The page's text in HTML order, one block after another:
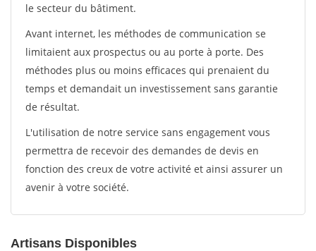
le secteur du bâtiment.
Avant internet, les méthodes de communication se
limitaient aux prospectus ou au porte à porte. Des
méthodes plus ou moins efficaces qui prenaient du
temps et demandait un investissement sans garantie
de résultat.
L'utilisation de notre service sans engagement vous
permettra de recevoir des demandes de devis en
fonction des creux de votre activité et ainsi assurer un
avenir à votre société.
Artisans Disponibles